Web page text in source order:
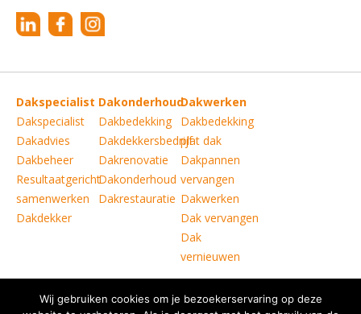
Dakspecialist
Dakspecialist
Dakadvies
Dakbeheer
Resultaatgericht
samenwerken
Dakdekker
Dakonderhoud
Dakbedekking
Dakdekkersbedrijf
Dakrenovatie
Dakonderhoud
Dakrestauratie
Dakwerken
Dakbedekking
plat dak
Dakpannen
vervangen
Dakwerken
Dak vervangen
Dak
vernieuwen
Wij gebruiken cookies om je bezoekerservaring op deze